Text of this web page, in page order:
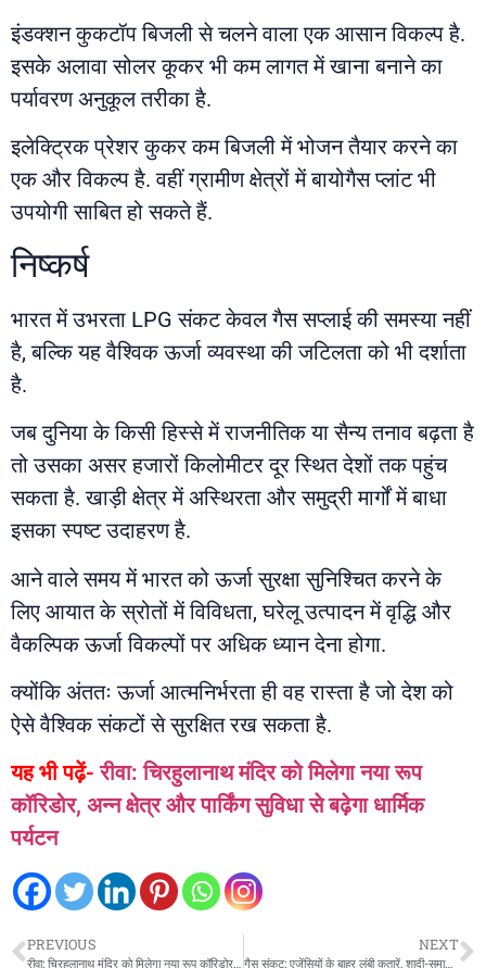
इंडक्शन कुकटॉप बिजली से चलने वाला एक आसान विकल्प है.
इसके अलावा सोलर कूकर भी कम लागत में खाना बनाने का
पर्यावरण अनुकूल तरीका है.
इलेक्ट्रिक प्रेशर कुकर कम बिजली में भोजन तैयार करने का
एक और विकल्प है. वहीं ग्रामीण क्षेत्रों में बायोगैस प्लांट भी
उपयोगी साबित हो सकते हैं.
निष्कर्ष
भारत में उभरता LPG संकट केवल गैस सप्लाई की समस्या नहीं
है, बल्कि यह वैश्विक ऊर्जा व्यवस्था की जटिलता को भी दर्शाता
है.
जब दुनिया के किसी हिस्से में राजनीतिक या सैन्य तनाव बढ़ता है
तो उसका असर हजारों किलोमीटर दूर स्थित देशों तक पहुंच
सकता है. खाड़ी क्षेत्र में अस्थिरता और समुद्री मार्गों में बाधा
इसका स्पष्ट उदाहरण है.
आने वाले समय में भारत को ऊर्जा सुरक्षा सुनिश्चित करने के
लिए आयात के स्रोतों में विविधता, घरेलू उत्पादन में वृद्धि और
वैकल्पिक ऊर्जा विकल्पों पर अधिक ध्यान देना होगा.
क्योंकि अंततः ऊर्जा आत्मनिर्भरता ही वह रास्ता है जो देश को
ऐसे वैश्विक संकटों से सुरक्षित रख सकता है.
यह भी पढ़ें- रीवा: चिरहुलानाथ मंदिर को मिलेगा नया रूप
कॉरिडोर, अन्न क्षेत्र और पार्किंग सुविधा से बढ़ेगा धार्मिक
पर्यटन
PREVIOUS NEXT
गैस संकट: एजेंसियों के बाहर लंबी कतारें, शादी-समारोह और कारोबार प्रभावित